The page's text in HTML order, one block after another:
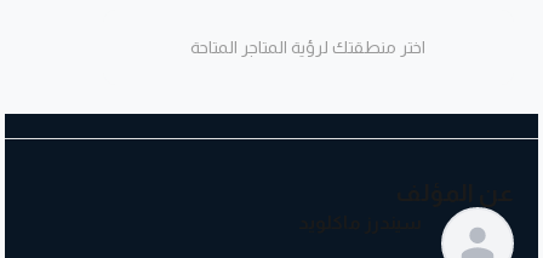
اختر منطقتك لرؤية المتاجر المتاحة